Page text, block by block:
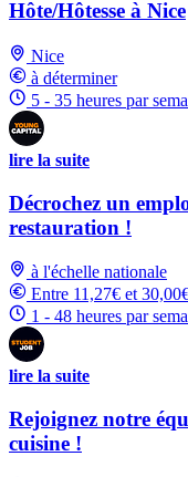
Hôte/Hôtesse à Nice
Nice
à déterminer
5 - 35 heures par
lire la suite
Décrochez un
restauration !
à l'échelle nationale
Entre 11,27€ et
1 - 48 heures par
lire la suite
Rejoignez notre
cuisine !